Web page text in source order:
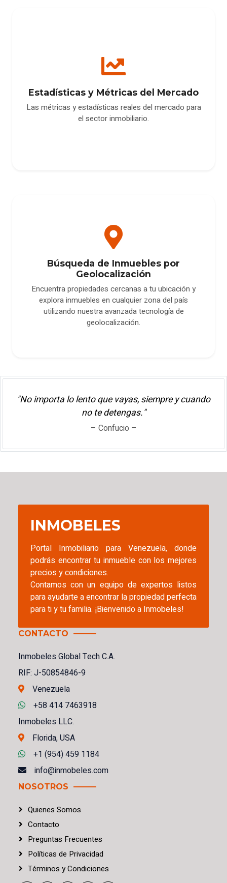
Estadísticas y Métricas del Mercado
Las métricas y estadísticas reales del mercado para
el sector inmobiliario.
Búsqueda de Inmuebles por
Geolocalización
Encuentra propiedades cercanas a tu ubicación y
explora inmuebles en cualquier zona del país
utilizando nuestra avanzada tecnología de
geolocalización.
"No importa lo lento que vayas, siempre y cuando
no te detengas."
– Confucio –
INMOBELES
Portal Inmobiliario para Venezuela, donde
podrás encontrar tu inmueble con los mejores
precios y condiciones.
Contamos con un equipo de expertos listos
para ayudarte a encontrar la propiedad perfecta
para ti y tu familia. ¡Bienvenido a Inmobeles!
CONTACTO
Inmobeles Global Tech C.A.
RIF: J-50854846-9
Venezuela
+58 414 7463918
Inmobeles LLC.
Florida, USA
+1 (954) 459 1184
info@inmobeles.com
NOSOTROS
Quienes Somos
Contacto
Preguntas Frecuentes
Políticas de Privacidad
Términos yCondiciones